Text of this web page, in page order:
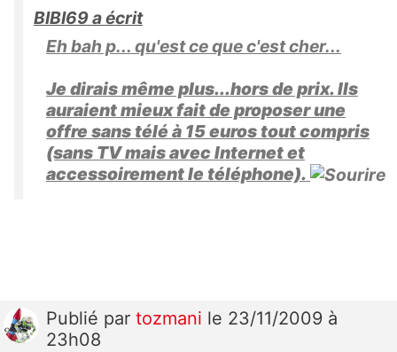
BIBI69 a écrit
Eh bah p... qu'est ce que c'est cher...
Je dirais même plus...hors de prix. Ils
auraient mieux fait de proposer une
offre sans télé à 15 euros tout compris
(sans TV mais avec Internet et
accessoirement le téléphone).
Publié par tozmani le 23/11/2009 à
23h08